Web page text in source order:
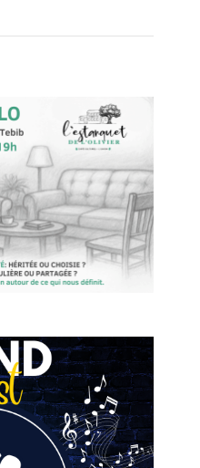
Évènement